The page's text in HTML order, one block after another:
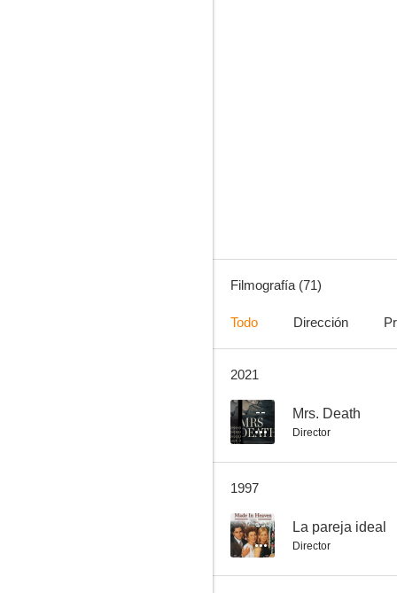
4.0
Filmografía (71)
Todo Dirección
2021
-- Mrs. Death
Director
1997
-- La pareja ideal
Director